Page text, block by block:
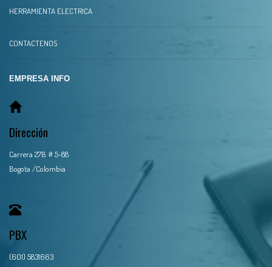
HERRAMIENTA ELECTRICA
CONTACTENOS
EMPRESA INFO
Dirección
Carrera 27B # 5-88
Bogota /Colombia
PBX
(601) 5831663